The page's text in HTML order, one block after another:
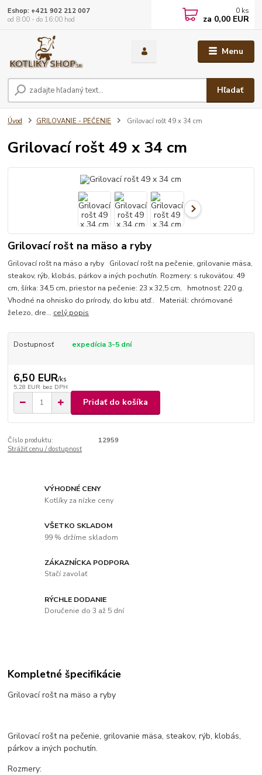
Menu
Hľadať
Eshop: +421 902 212 007
od 8:00 - do 16:00 hod
0 ks
za 0,00 EUR
Úvod GRILOVANIE - PEČENIE Grilovací rošt 49 x 34 cm
Grilovací rošt 49 x 34 cm
Grilovací rošt na mäso a ryby
Grilovací rošt na mäso a ryby Grilovací rošt na pečenie, grilovanie mäsa,
steakov, rýb, klobás, párkov a iných pochutín. Rozmery: s rukoväťou: 49
cm, šírka: 34,5 cm, priestor na pečenie: 23 x 32,5 cm, hmotnosť: 220 g.
Vhodné na ohnisko do prírody, do krbu atď.. Materiál: chrómované
železo, dre... celý popis
Dostupnosť expedícia 3-5 dní
6,50 EUR/ks
5,28 EUR bez DPH
Pridať do košíka
Číslo produktu:
12959
Strážiť cenu / dostupnosť
VÝHODNÉ CENY
Kotlíky za nízke ceny
VŠETKO SKLADOM
99 % držíme skladom
ZÁKAZNÍCKA PODPORA
Stačí zavolať
RÝCHLE DODANIE
Doručenie do 3 až 5 dní
Kompletné špecifikácie
Grilovací rošt na mäso a ryby
Grilovací rošt na pečenie, grilovanie mäsa, steakov, rýb, klobás,
párkov a iných pochutín.
Rozmery: